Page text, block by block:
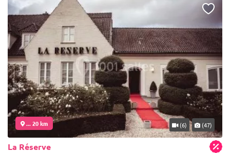
... 20 km (6) (47)
La Réserve